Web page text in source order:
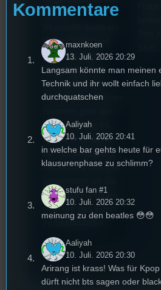
älteste
Deutschland und
wurde auch mit
dem deutschen
Stummfilmpreis
2022 gekürt. Diesen
Festival in die 44.
Runde und Nicole,
die Festivalleitung,
hat sich für uns Zeit
wichtigsten Fragen
rund um das Event
zu beantworten.
Kommentare
maxnkoen
13. Juli. 2026 20:29
Langsam könnte man meinen
Technik und ihr wollt einfach
durchquatschen
Aaliyah
10. Juli. 2026 20:41
in welche bar gehts heute für
klausurenphase zu schlimm?
stufu fan #1
10. Juli. 2026 20:32
meinung zu den beatles 😳😳
Aaliyah
10. Juli. 2026 20:30
Arirang ist krass! Was für
dürft nicht bts sagen oder